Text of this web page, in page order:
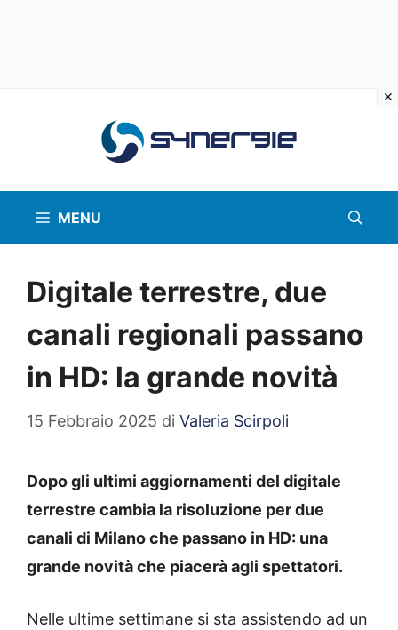
MENU
Digitale terrestre, due
canali regionali passano
in HD: la grande novità
15 Febbraio 2025 di Valeria Scirpoli
Dopo gli ultimi aggiornamenti del digitale
terrestre cambia la risoluzione per due
canali di Milano che passano in HD: una
grande novità che piacerà agli spettatori.
Nelle ultime settimane si sta assistendo ad un